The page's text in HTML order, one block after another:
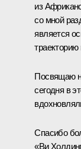
из
со мной
является
траекторию
Посвящаю
сегодня в
Спасибо
«Ви